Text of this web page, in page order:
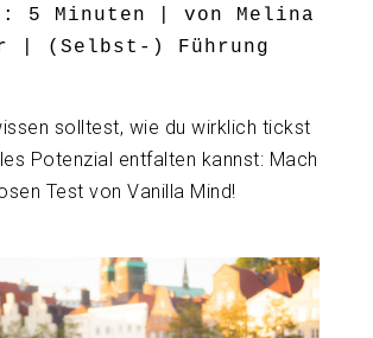
5 Minuten | von Melina
(Selbst-) Führung
solltest, wie du wirklich tickst
Potenzial entfalten kannst: Mach
Test von Vanilla Mind!